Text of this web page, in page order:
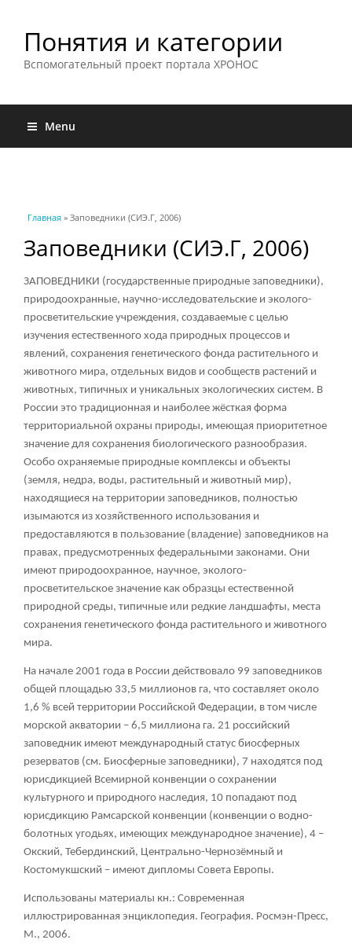
Понятия и категории
Вспомогательный проект портала ХРОНОС
Menu
Вы здесь
Главная » Заповедники (СИЭ.Г, 2006)
Заповедники (СИЭ.Г, 2006)
ЗАПОВЕДНИКИ (государственные природные заповедники),
природоохранные, научно-исследовательские и эколого-
просветительские учреждения, создаваемые с целью
изучения естественного хода природных процессов и
явлений, сохранения генетического фонда растительного и
животного мира, отдельных видов и сообществ растений и
животных, типичных и уникальных экологических систем. В
России это традиционная и наиболее жёсткая форма
территориальной охраны природы, имеющая приоритетное
значение для сохранения биологического разнообразия.
Особо охраняемые природные комплексы и объекты
(земля, недра, воды, растительный и животный мир),
находящиеся на территории заповедников, полностью
изымаются из хозяйственного использования и
предоставляются в пользование (владение) заповедников на
правах, предусмотренных федеральными законами. Они
имеют природоохранное, научное, эколого-
просветительское значение как образцы естественной
природной среды, типичные или редкие ландшафты, места
сохранения генетического фонда растительного и животного
мира.
На начале 2001 года в России действовало 99 заповедников
общей площадью 33,5 миллионов га, что составляет около
1,6 % всей территории Российской Федерации, в том числе
морской акватории – 6,5 миллиона га. 21 российский
заповедник имеют международный статус биосферных
резерватов (см. Биосферные заповедники), 7 находятся под
юрисдикцией Всемирной конвенции о сохранении
культурного и природного наследия, 10 попадают под
юрисдикцию Рамсарской конвенции (конвенции о водно-
болотных угодьях, имеющих международное значение), 4 –
Окский, Тебердинский, Центрально-Чернозёмный и
Костомукшский – имеют дипломы Совета Европы.
Использованы материалы кн.: Современная
иллюстрированная энциклопедия. География. Росмэн-Пресс,
М., 2006.